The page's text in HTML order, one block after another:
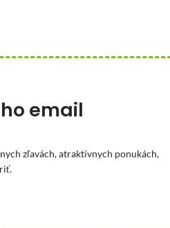
email
zľavách, atraktívnych ponukách,